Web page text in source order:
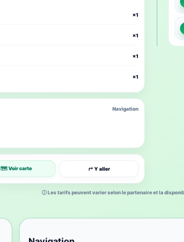
🗺 Voir carte ↱ Y aller
×1
×1
×1
×1
Navigation
ⓘ Les tarifs peuvent varier selon le partenaire et la